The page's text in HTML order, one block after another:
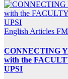
English Articles
CONNECTING
with the
UPSI